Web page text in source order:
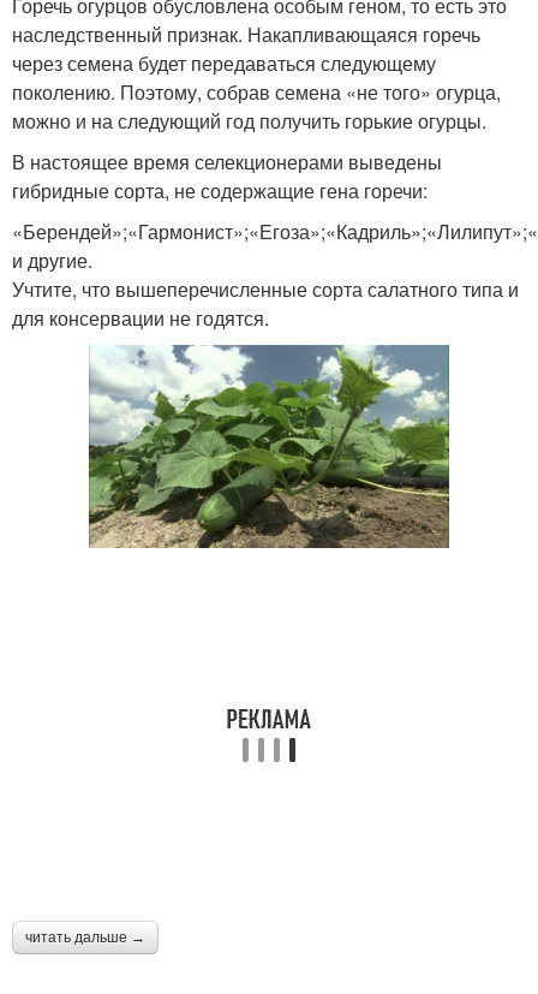
Огурцы для
подмосковья
Грунт для подмосковья
Огурцы для кубани
огурцы
Огурцов в открытом
грунте
Огурцы для
выращивания
Огурцы для открытого
грунта
Огурцы с грядки
наследственный признак. Накапливающаяся горечь
через семена будет передаваться следующему
поколению. Поэтому, собрав семена «не того» огурца,
можно и на следующий год получить горькие огурцы.
В настоящее время селекционерами выведены
гибридные сорта, не содержащие гена горечи:
и другие.
Учтите, что вышеперечисленные сорта салатного типа и
для консервации не годятся.
читать дальше →